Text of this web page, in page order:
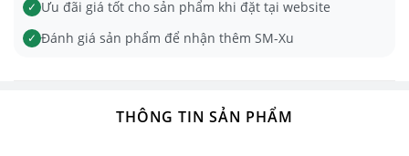
✓ Ưu đãi giá tốt cho sản phẩm khi đặt tại website
✓ Đánh giá sản phẩm để nhận thêm SM-Xu
THÔNG TIN SẢN PHẨM